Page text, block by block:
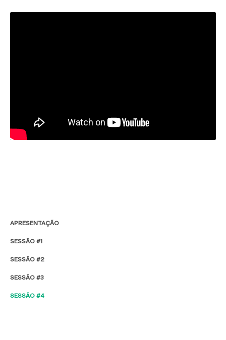
APRESENTAÇÃO
SESSÃO #1
SESSÃO #2
SESSÃO #3
SESSÃO #4